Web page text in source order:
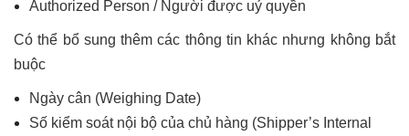
Authorized Person / Người được uỷ quyền
Có thể bổ sung thêm các thông tin khác nhưng không bắt
buộc
Ngày cân (Weighing Date)
Số kiểm soát nội bộ của chủ hàng (Shipper’s Internal